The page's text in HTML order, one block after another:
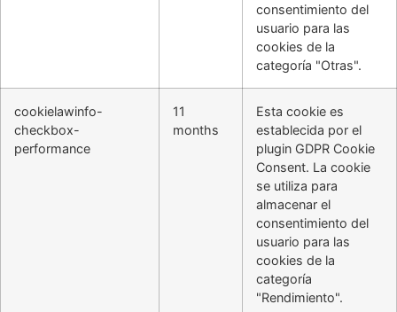
consentimiento del
usuario para las
cookies de la
categoría "Otras".
cookielawinfo-
checkbox-
performance
11
months
Esta cookie es
establecida por el
plugin GDPR Cookie
Consent. La cookie
se utiliza para
almacenar el
consentimiento del
usuario para las
cookies de la
categoría
"Rendimiento".